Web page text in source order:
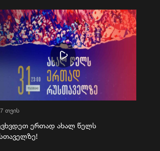
7 თვის
ერთად ახალ წელს